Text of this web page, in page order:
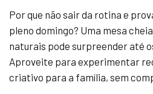
Por que não sair da rotina e
pleno domingo? Uma mesa
naturais pode surpreender até
Aproveite para experimentar
criativo para a família, sem